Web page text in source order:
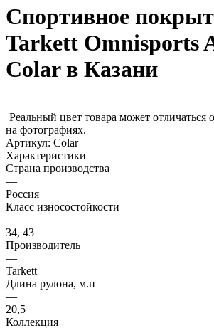
Спортивное
Tarkett Omnisports
Colar в Казани
Реальный цвет товара может отличаться
на фотографиях.
Артикул: Colar
Характеристики
Страна производства
—
Россия
Класс износостойкости
—
34, 43
Производитель
—
Tarkett
Длина рулона, м.п
—
20,5
Коллекция